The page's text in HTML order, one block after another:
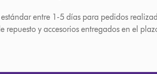
estándar entre 1-5 días para pedidos
repuesto y accesorios entregados en el